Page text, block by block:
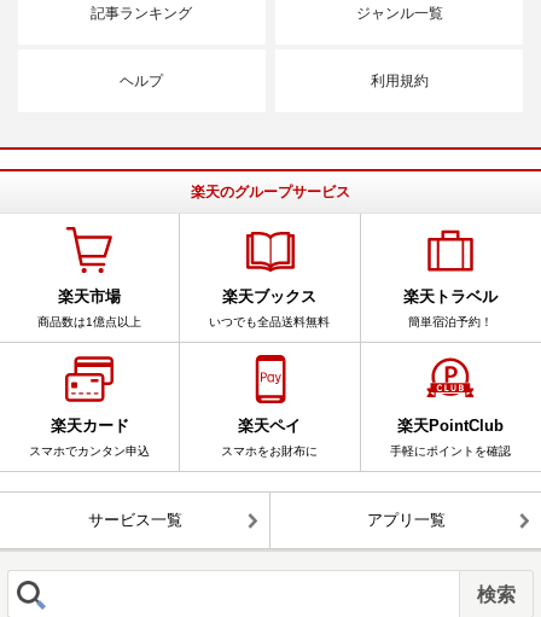
記事ランキング ジャンル一覧
ヘルプ 利用規約
楽天のグループサービス
楽天市場
商品数は1億点以上
楽天ブックス
いつでも全品送料無料
楽天トラベル
簡単宿泊予約！
楽天カード
スマホでカンタン申込
楽天ペイ
スマホをお財布に
楽天PointClub
手軽にポイントを確認
サービス一覧 アプリ一覧